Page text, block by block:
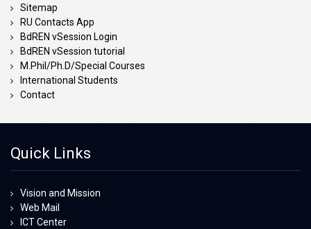
Sitemap
RU Contacts App
BdREN vSession Login
BdREN vSession tutorial
M.Phil/Ph.D/Special Courses
International Students
Contact
Quick Links
Vision and Mission
Web Mail
ICT Center